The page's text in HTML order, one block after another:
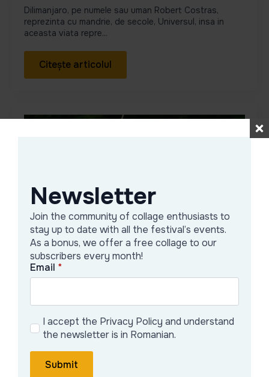
Dilimanjaro, pe numele sau uman Robert Costras,
reprezinta cu mandrie, de secole, Universul, insa in
aceasta viata repre...
Citește articolul
Concert Tony Baboon
De când eram copil, îmi plăcea jocul de-a muzica.
Cream melodii stupide, albume și nume de trupe care
Citește articolul
Newsletter
Join the community of collage enthusiasts to
stay up to date with all the festival’s events.
As a bonus, we offer a free collage to our
subscribers every month!
Email *
I accept the Privacy Policy and understand
the newsletter is in Romanian.
Submit